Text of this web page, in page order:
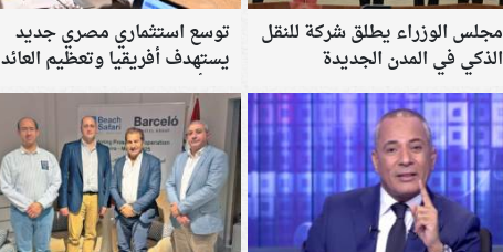
مجلس الوزراء يطلق شركة للنقل
الذكي في المدن الجديدة
توسع استثماري مصري جديد
يستهدف أفريقيا وتعظيم العائد
من أصول الدولة